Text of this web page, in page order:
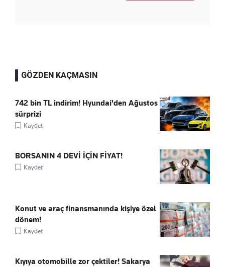
GÖZDEN KAÇMASIN
742 bin TL indirim! Hyundai'den Ağustos
sürprizi
Kaydet
BORSANIN 4 DEVİ İÇİN FİYAT!
Kaydet
Konut ve araç finansmanında kişiye özel
dönem!
Kaydet
Kıyıya otomobille zor çektiler! Sakarya